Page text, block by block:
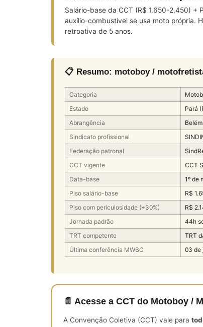
Salário-base da CCT (R$ 1.650-2.450) +
auxílio-combustível se usa moto própria.
retroativa de 5 anos.
📋 Resumo: motoboy /
Categoria
Estado
Pará
Abrangência
Sindicato profissional
Federação patronal
CCT vigente
CCT
Data-base
1º de
Piso salário-base
R$
Piso com periculosidade (+30%)
R$
Jornada padrão
44h
TRT competente
TRT
Última conferência MWBC
03 de
📄 Acesse a CCT do Motoboy /
A Convenção Coletiva (CCT) vale para